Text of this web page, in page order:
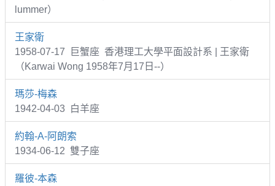
lummer）
王家衛
1958-07-17 巨蟹座 香港理工大學平面設計系 | 王家衛
（Karwai Wong 1958年7月17日--）
瑪莎-梅森
1942-04-03 白羊座
約翰-A-阿朗索
1934-06-12 雙子座
羅彼-本森